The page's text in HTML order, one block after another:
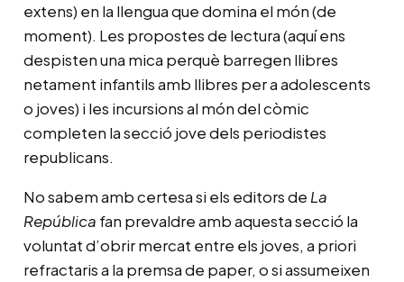
extens) en la llengua que domina el món (de
moment). Les propostes de lectura (aquí ens
despisten una mica perquè barregen llibres
netament infantils amb llibres per a adolescents
o joves) i les incursions al món del còmic
completen la secció jove dels periodistes
republicans.
No sabem amb certesa si els editors de La
República fan prevaldre amb aquesta secció la
voluntat d’obrir mercat entre els joves, a priori
refractaris a la premsa de paper, o si assumeixen